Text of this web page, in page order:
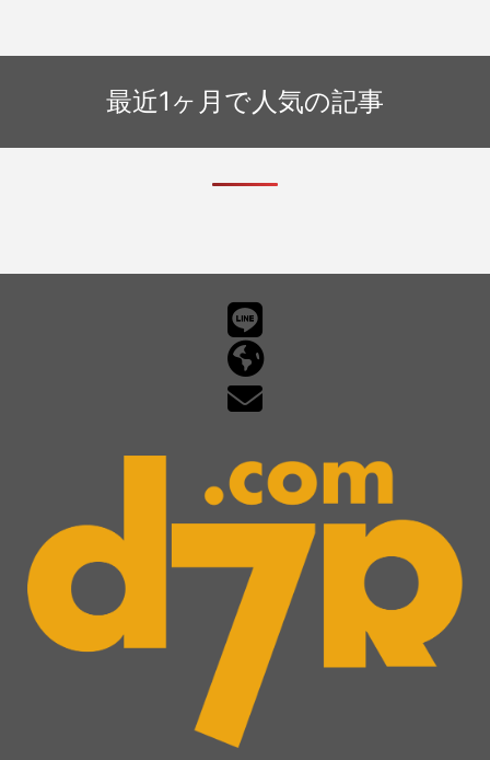
フィッシングメール情報「【重要】ペ
イディが利用停止のお知らせ」
最近1ヶ月で人気の記事